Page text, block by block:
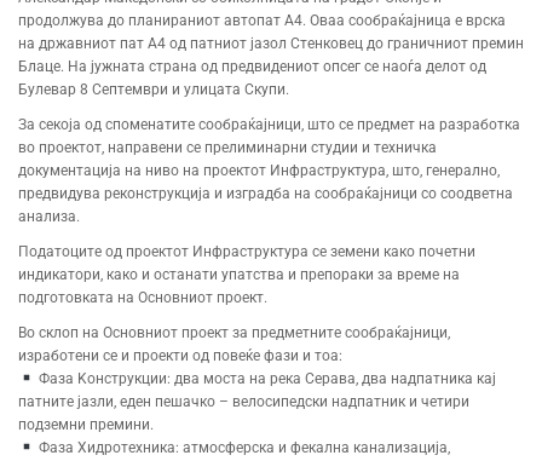
продолжува до планираниот автопат А4. Оваа сообраќајница е врска
на државниот пат А4 од патниот јазол Стенковец до граничниот премин
Блаце. На јужната страна од предвидениот опсег се наоѓа делот од
Булевар 8 Септември и улицата Скупи.
За секоја од споменатите сообраќајници, што се предмет на разработка
во проектот, направени се прелиминарни студии и техничка
документација на ниво на проектот Инфраструктура, што, генерално,
предвидува реконструкција и изградба на сообраќајници со соодветна
анализа.
Податоците од проектот Инфраструктура се земени како почетни
индикатори, како и останати упатства и препораки за време на
подготовката на Основниот проект.
Во склоп на Основниот проект за предметните сообраќајници,
изработени се и проекти од повеќе фази и тоа:
Фаза Kонструкции: два моста на река Серава, два надпатника кај
патните јазли, еден пешачко – велосипедски надпатник и четири
подземни премини.
Фаза Хидротехника: атмосферска и фекална канализација,